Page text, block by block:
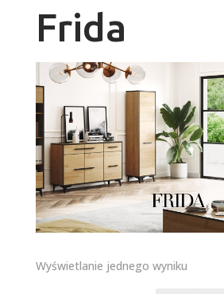
Frida
Wyświetlanie jednego wyniku